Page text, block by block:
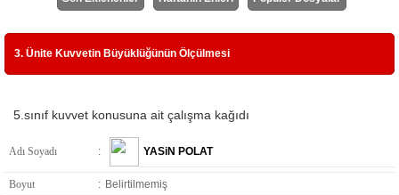
3. Ünite Kuvvetin Büyüklüğünün Ölçülmesi
5.sınıf kuvvet konusuna ait çalışma kağıdı
Adı Soyadı : YASiN POLAT
Boyut : Belirtilmemiş